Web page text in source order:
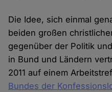
Die Idee, sich einmal
beiden großen
gegenüber der Politik
in Bund und Ländern
2011 auf einem
Bundes der